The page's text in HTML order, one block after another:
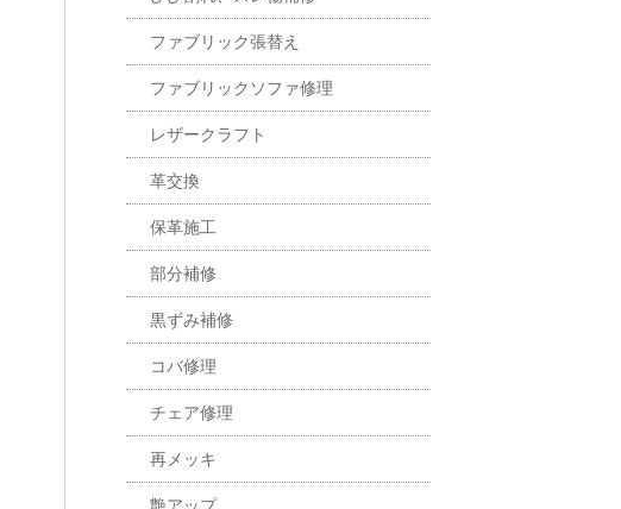
ファブリック張替え
ファブリックソファ修理
レザークラフト
革交換
保革施工
部分補修
黒ずみ補修
コバ修理
チェア修理
再メッキ